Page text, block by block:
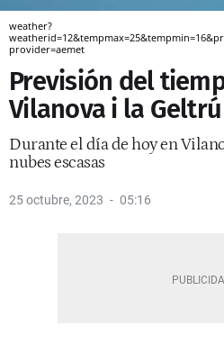
weather?
provider=aemet
Previsión del
Vilanova i la Geltrú
Durante el día de hoy en
nubes escasas
25 octubre, 2023 05:16